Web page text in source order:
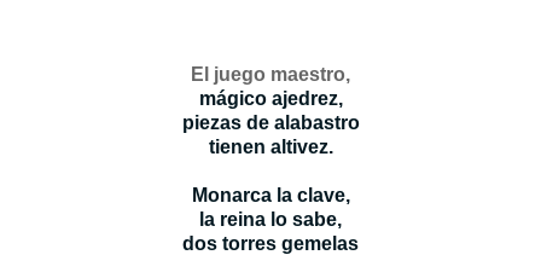
El juego maestro,
mágico ajedrez,
piezas de alabastro
tienen altivez.
Monarca la clave,
la reina lo sabe,
dos torres gemelas